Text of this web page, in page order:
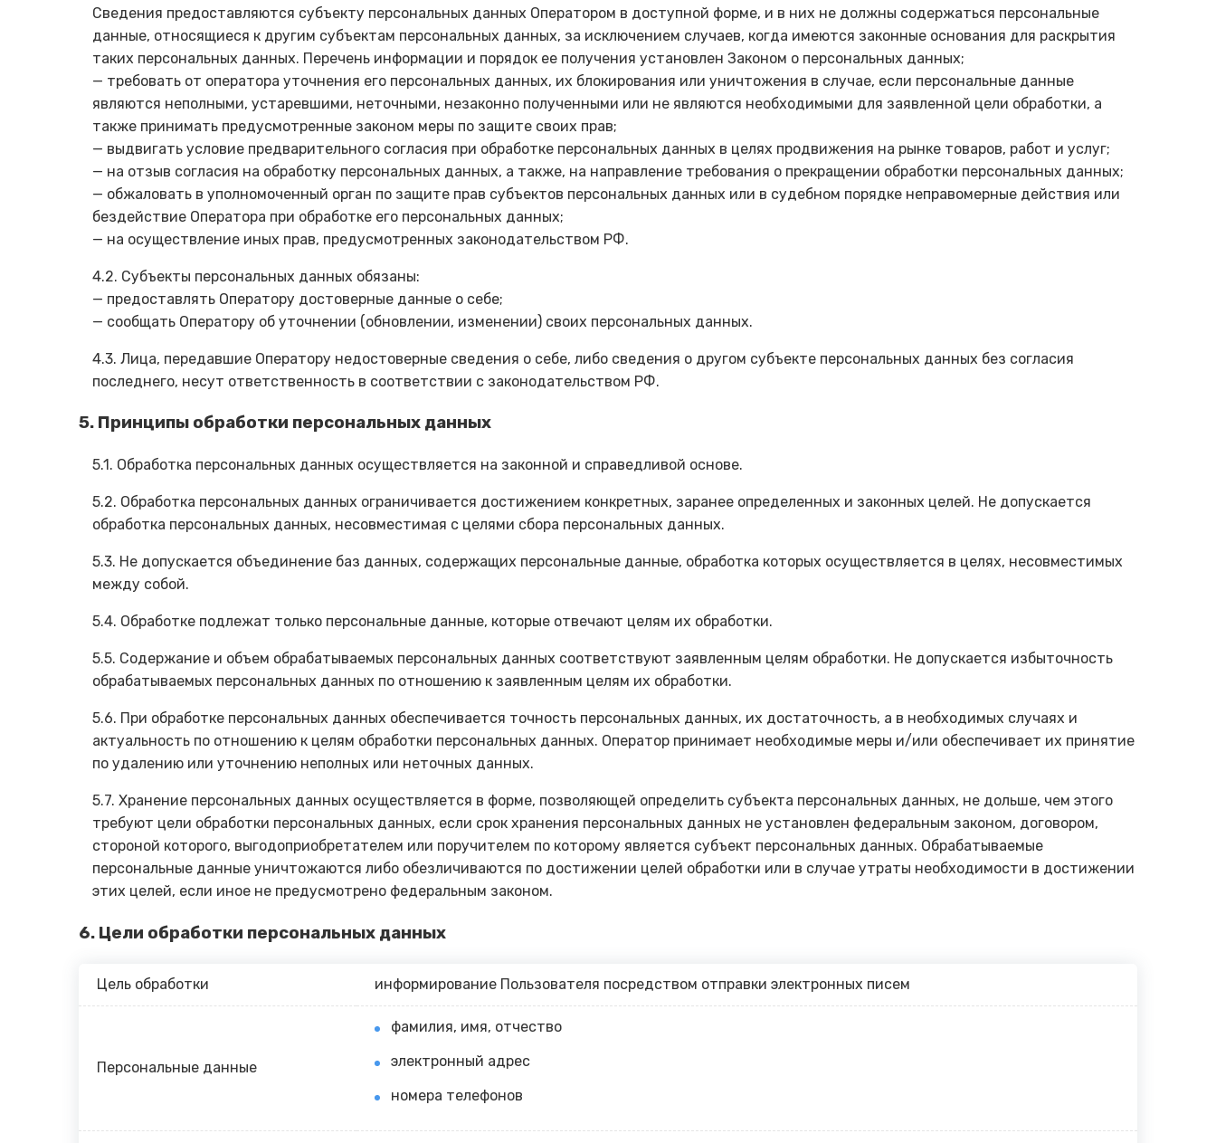
Сведения предоставляются субъекту персональных данных Оператором в доступной форме, и в них не должны содержаться персональные
данные, относящиеся к другим субъектам персональных данных, за исключением случаев, когда имеются законные основания для раскрытия
таких персональных данных. Перечень информации и порядок ее получения установлен Законом о персональных данных;
— требовать от оператора уточнения его персональных данных, их блокирования или уничтожения в случае, если персональные данные
являются неполными, устаревшими, неточными, незаконно полученными или не являются необходимыми для заявленной цели обработки, а
также принимать предусмотренные законом меры по защите своих прав;
— выдвигать условие предварительного согласия при обработке персональных данных в целях продвижения на рынке товаров, работ и услуг;
— на отзыв согласия на обработку персональных данных, а также, на направление требования о прекращении обработки персональных данных;
— обжаловать в уполномоченный орган по защите прав субъектов персональных данных или в судебном порядке неправомерные действия или
бездействие Оператора при обработке его персональных данных;
— на осуществление иных прав, предусмотренных законодательством РФ.
4.2. Субъекты персональных данных обязаны:
— предоставлять Оператору достоверные данные о себе;
— сообщать Оператору об уточнении (обновлении, изменении) своих персональных данных.
4.3. Лица, передавшие Оператору недостоверные сведения о себе, либо сведения о другом субъекте персональных данных без согласия
последнего, несут ответственность в соответствии с законодательством РФ.
5. Принципы обработки персональных данных
5.1. Обработка персональных данных осуществляется на законной и справедливой основе.
5.2. Обработка персональных данных ограничивается достижением конкретных, заранее определенных и законных целей. Не допускается
обработка персональных данных, несовместимая с целями сбора персональных данных.
5.3. Не допускается объединение баз данных, содержащих персональные данные, обработка которых осуществляется в целях, несовместимых
между собой.
5.4. Обработке подлежат только персональные данные, которые отвечают целям их обработки.
5.5. Содержание и объем обрабатываемых персональных данных соответствуют заявленным целям обработки. Не допускается избыточность
обрабатываемых персональных данных по отношению к заявленным целям их обработки.
5.6. При обработке персональных данных обеспечивается точность персональных данных, их достаточность, а в необходимых случаях и
актуальность по отношению к целям обработки персональных данных. Оператор принимает необходимые меры и/или обеспечивает их принятие
по удалению или уточнению неполных или неточных данных.
5.7. Хранение персональных данных осуществляется в форме, позволяющей определить субъекта персональных данных, не дольше, чем этого
требуют цели обработки персональных данных, если срок хранения персональных данных не установлен федеральным законом, договором,
стороной которого, выгодоприобретателем или поручителем по которому является субъект персональных данных. Обрабатываемые
персональные данные уничтожаются либо обезличиваются по достижении целей обработки или в случае утраты необходимости в достижении
этих целей, если иное не предусмотрено федеральным законом.
6. Цели обработки персональных данных
Цель обработки информирование Пользователя посредством отправки электронных писем
Персональные данные
фамилия, имя, отчество
электронный адрес
номера телефонов